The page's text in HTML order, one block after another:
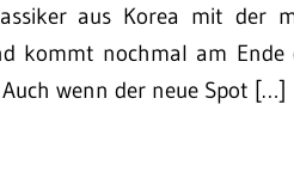
aus Korea mit der
kommt nochmal am Ende
wenn der neue Spot […]